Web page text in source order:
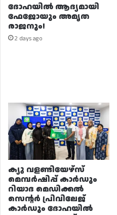
ദോഹയിൽ ആദ്യമായി
ഫേജോയും അമൃത
രാജനും!
2 days ago
ക്യു വളണ്ടിയേഴ്‌സ്
മെമ്പർഷിപ്പ് കാർഡും
റിയാദ മെഡിക്കൽ
സെന്റർ പ്രിവിലേജ്
കാർഡും ദോഹയിൽ